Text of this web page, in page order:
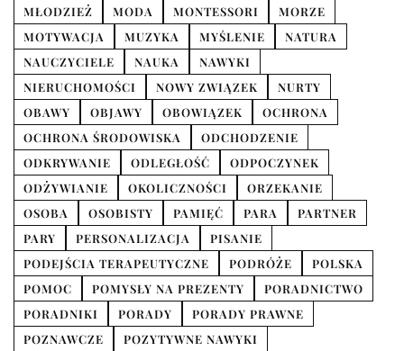
MŁODZIEŻ
MODA MONTESSORI
MORZE
MOTYWACJA
MUZYKA MYŚLENIE
NATURA
NAUCZYCIELE
NAUKA
NAWYKI
NIERUCHOMOŚCI
NOWY ZWIĄZEK
NURTY
OBAWY
OBJAWY OBOWIĄZEK
OCHRONA
OCHRONA ŚRODOWISKA
ODCHODZENIE
ODKRYWANIE
ODLEGŁOŚĆ
ODPOCZYNEK
ODŻYWIANIE
OKOLICZNOŚCI
ORZEKANIE
OSOBA
OSOBISTY PAMIĘĆ PARA
PARTNER
PARY
PERSONALIZACJA
PISANIE
PODEJŚCIA TERAPEUTYCZNE
PODRÓŻE
POLSKA
POMOC
POMYSŁY NA PREZENTY
PORADNICTWO
PORADNIKI
PORADY
PORADY PRAWNE
POZNAWCZE
POZYTYWNE NAWYKI